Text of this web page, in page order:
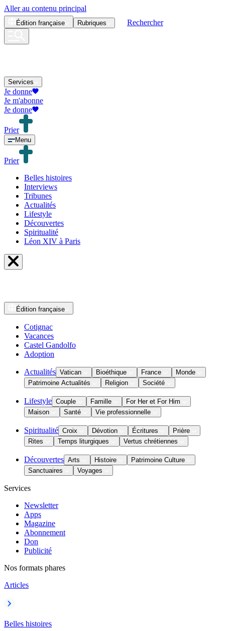
Aller au contenu principal
Édition française Rubriques Rechercher
Services
Je donne
Je m'abonne
Je donne
Prier
Menu
Prier
Belles histoires
Interviews
Tribunes
Actualités
Lifestyle
Découvertes
Spiritualité
Léon XIV à Paris
Édition française
Cotignac
Vacances
Castel Gandolfo
Adoption
Actualités Vatican Bioéthique France
Monde
Patrimoine Actualités
Religion Société
Lifestyle Couple Famille
For Her et For Him
Maison
Santé Vie professionnelle
Spiritualité Croix Dévotion Écritures
Prière
Rites
Temps liturgiques Vertus chrétiennes
Découvertes Arts Histoire
Patrimoine Culture
Sanctuaires
Voyages
Services
Newsletter
Apps
Magazine
Abonnement
Don
Publicité
Nos formats phares
Articles
Belles histoires